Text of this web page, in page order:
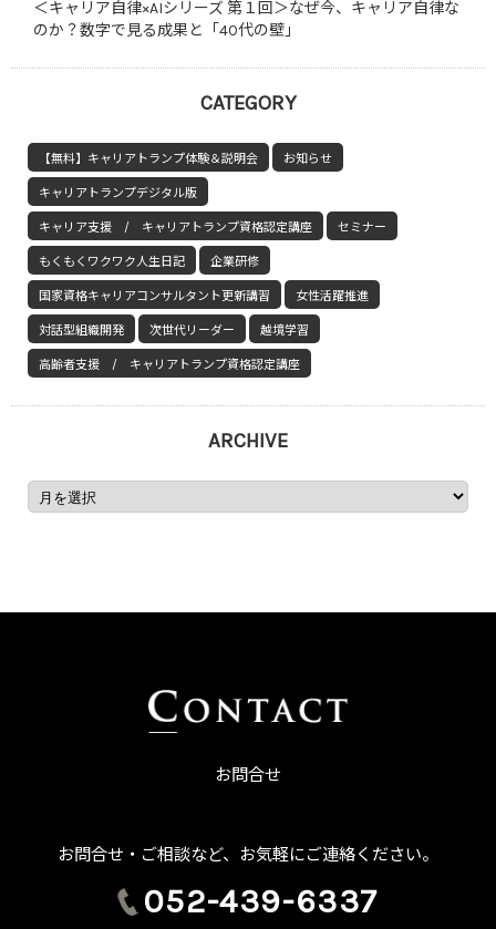
＜キャリア自律×AIシリーズ 第１回＞なぜ今、キャリア自律な
のか？数字で見る成果と「40代の壁」
CATEGORY
【無料】キャリアトランプ体験＆説明会 お知らせ
キャリアトランプデジタル版
キャリア支援 / キャリアトランプ資格認定講座 セミナー
もくもくワクワク人生日記 企業研修
国家資格キャリアコンサルタント更新講習 女性活躍推進
対話型組織開発 次世代リーダー 越境学習
高齢者支援 / キャリアトランプ資格認定講座
ARCHIVE
お問合せ
お問合せ・ご相談など、お気軽にご連絡ください。
052-439-6337